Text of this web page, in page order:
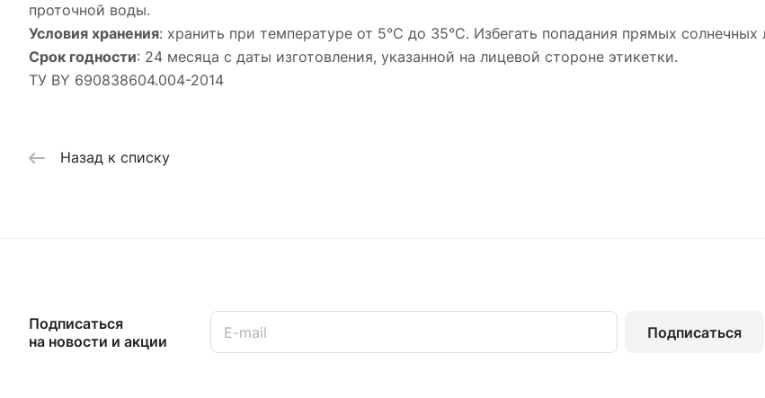
проточной воды.
Условия хранения: хранить при температуре от 5°С до 35°С. Избегать попадания прямых солнечных
Срок годности: 24 месяца с даты изготовления, указанной на лицевой стороне этикетки.
ТУ BY 690838604.004-2014
Назад к списку
Подписаться
на новости и акции
Подписаться